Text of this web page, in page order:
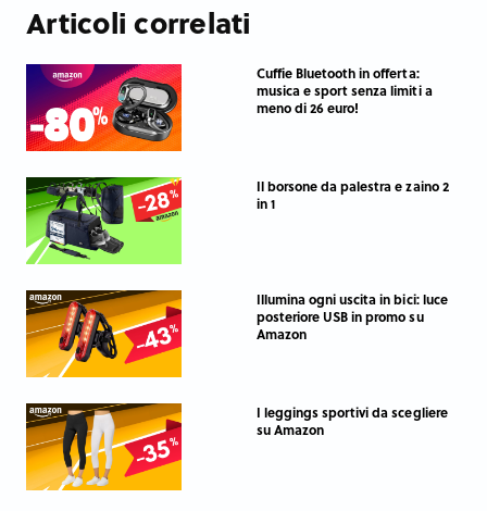
Articoli correlati
Cuffie Bluetooth in offerta:
musica e sport senza limiti a
meno di 26 euro!
Il borsone da palestra e zaino 2
in 1
Illumina ogni uscita in bici: luce
posteriore USB in promo su
Amazon
I leggings sportivi da scegliere
su Amazon